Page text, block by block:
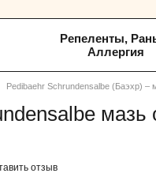
Репеленты,
Аллергия
Pedibaehr Schrundensalbe (Баэхр) –
мазь
отзыв